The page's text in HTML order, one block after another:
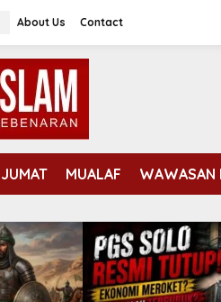
About Us Contact
MUALAF WAWASAN